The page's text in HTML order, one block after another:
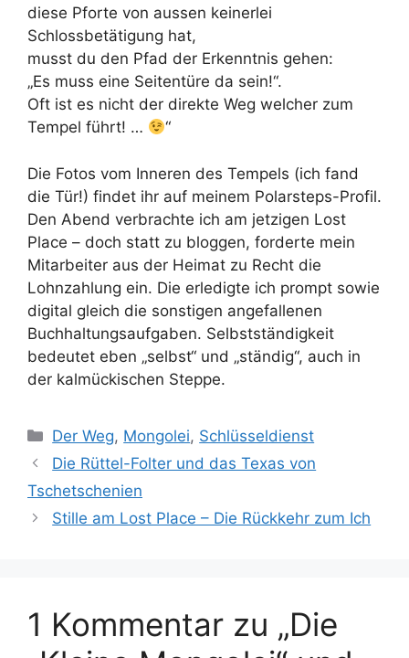
diese Pforte von aussen keinerlei
Schlossbetätigung hat,
musst du den Pfad der Erkenntnis gehen:
„Es muss eine Seitentüre da sein!“.
Oft ist es nicht der direkte Weg welcher zum
Tempel führt! …
“
Die Fotos vom Inneren des Tempels (ich fand
die Tür!) findet ihr auf meinem Polarsteps-Profil.
Den Abend verbrachte ich am jetzigen Lost
Place – doch statt zu bloggen, forderte mein
Mitarbeiter aus der Heimat zu Recht die
Lohnzahlung ein. Die erledigte ich prompt sowie
digital gleich die sonstigen angefallenen
Buchhaltungsaufgaben. Selbstständigkeit
bedeutet eben „selbst“ und „ständig“, auch in
der kalmückischen Steppe.
Kategorien
Der Weg, Mongolei, Schlüsseldienst
Die Rüttel-Folter und das Texas von
Tschetschenien
Stille am Lost Place – Die Rückkehr zum Ich
1 Kommentar zu „Die